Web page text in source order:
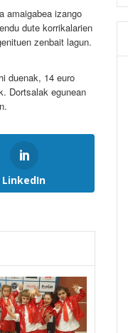
amaigabea izango
dute korrikalarien
zenbait lagun.
duenak, 14 euro
Dortsalak egunean
LinkedIn